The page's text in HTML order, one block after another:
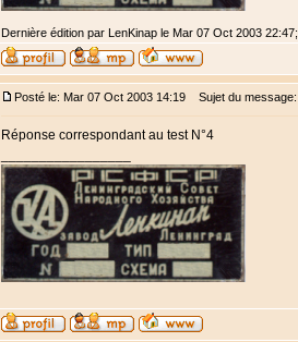
Dernière édition par LenKinap le Mar 07 Oct 2003
Posté le: Mar 07 Oct 2003 14:19 Sujet du message:
Réponse correspondant au test N°4